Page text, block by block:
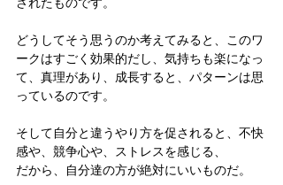
どうしてそう思うのか考えてみると、このワ
ークはすごく効果的だし、気持ちも楽になっ
て、真理があり、成長すると、パターンは思
っているのです。
そして自分と違うやり方を促されると、不快
感や、競争心や、ストレスを感じる、
だから、自分達の方が絶対にいいものだ。